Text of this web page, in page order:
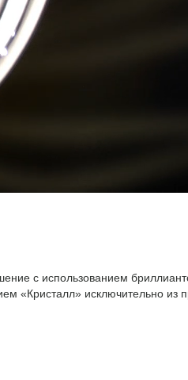
с использованием
«Кристалл» исключительно из